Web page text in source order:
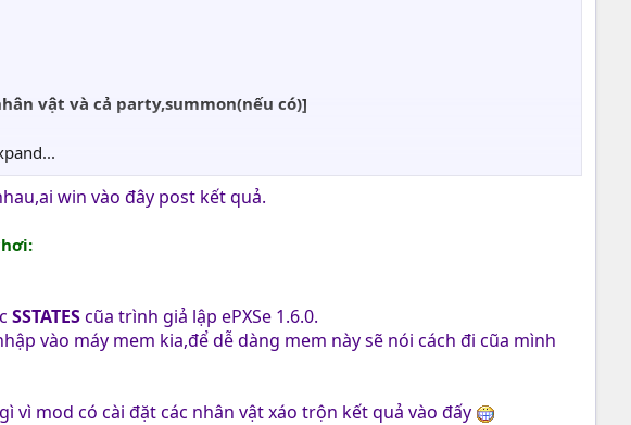
vật và cả party,summon(nếu có)]
vật và cả party,summon(nếu có)]
win vào đây post kết quả.
SSTATEScũa trình giả lập ePXSe 1.6.0.
vào máy mem kia,để dễ dàng mem này sẽ nói cách đi cũa mình
vì mod có cài đặt các nhân vật xáo trộn kết quả vào đấy